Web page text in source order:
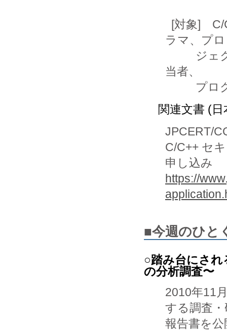
ラマ、プロ
当者、
関連文書 (日
JPCERT/
C/C++ セ
申し込み
https://
■今週のひと
○踏み台にさ
の分析調査〜
2010年11
する調査・
報告書を